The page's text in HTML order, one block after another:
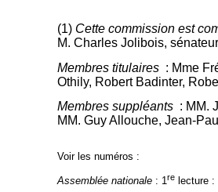
(1) Cette commission est
M. Charles Jolibois,
Membres titulaires: Mme
Othily, Robert Badinter,
Membres suppléants : MM.
MM. Guy Allouche, Jean-
Voir les numéros :
Assemblée nationale: 1relecture :